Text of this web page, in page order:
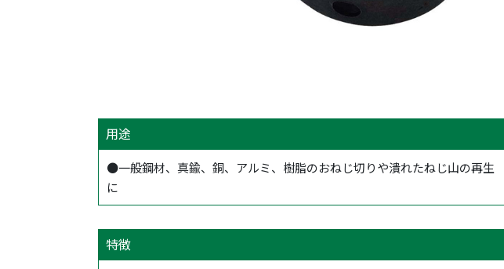
用途
●一般鋼材、真鍮、銅、アルミ、樹脂のおねじ切りや潰れたねじ山の再生
に
特徴